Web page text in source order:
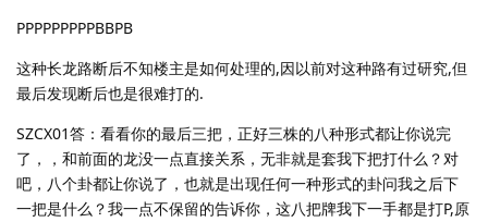
PPPPPPPPPBBPB
这种长龙路断后不知楼主是如何处理的,因以前对这种路有过研究,但
最后发现断后也是很难打的.
SZCX01答：看看你的最后三把，正好三株的八种形式都让你说完
了，，和前面的龙没一点直接关系，无非就是套我下把打什么？对
吧，八个卦都让你说了，也就是出现任何一种形式的卦问我之后下
一把是什么？我一点不保留的告诉你，这八把牌我下一手都是打P,原